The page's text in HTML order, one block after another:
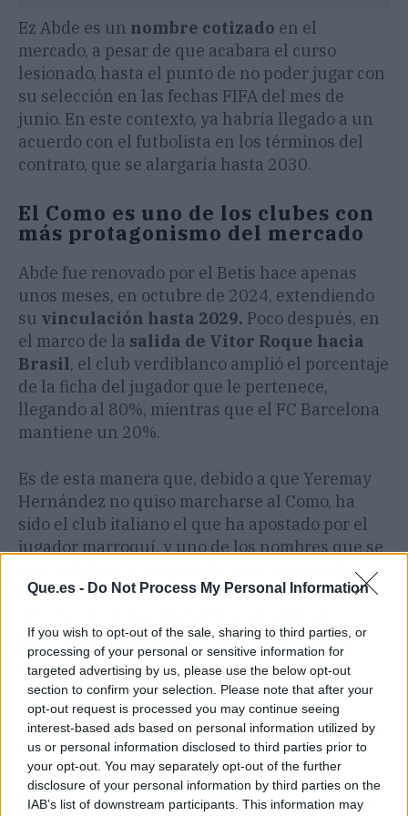
Que.es - Do Not Process My Personal Information
If you wish to opt-out of the sale, sharing to third parties, or
processing of your personal or sensitive information for
targeted advertising by us, please use the below opt-out
section to confirm your selection. Please note that after your
opt-out request is processed you may continue seeing
interest-based ads based on personal information utilized by
us or personal information disclosed to third parties prior to
your opt-out. You may separately opt-out of the further
disclosure of your personal information by third parties on the
IAB’s list of downstream participants. This information may
Ez Abde es un nombre cotizado en el
mercado, a pesar de que acabara el curso
lesionado, hasta el punto de no poder jugar con
su selección en las fechas FIFA del mes de
junio. En este contexto, ya habría llegado a un
acuerdo con el futbolista en los términos del
contrato, que se alargaría hasta 2030.
El Como es uno de los clubes con
más protagonismo del mercado
Abde fue renovado por el Betis hace apenas
unos meses, en octubre de 2024, extendiendo
su vinculación hasta 2029. Poco después, en
el marco de la salida de Vitor Roque hacia
Brasil, el club verdiblanco amplió el porcentaje
de la ficha del jugador que le pertenece,
llegando al 80%, mientras que el FC Barcelona
mantiene un 20%.
Es de esta manera que, debido a que Yeremay
Hernández no quiso marcharse al Como, ha
sido el club italiano el que ha apostado por el
jugador marroquí, y uno de los nombres que se
Pellegrini. La realidad es que el Como 1907 es
mercado con más solvenciaen los últimos
tiempos.
Más información:Yeremay recibe más ofertones: el
Deportivo entra en pánico.
Artículo anterior
Perisic asediado por el
Artículo siguiente
La salida de Juanlu del